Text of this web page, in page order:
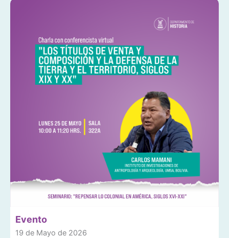
Evento
19 de Mayo de 2026